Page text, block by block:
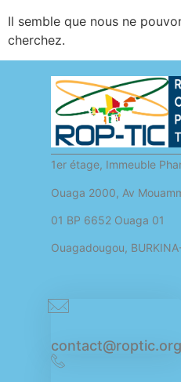
Il semble que nous ne
cherchez.
1er étage, Immeuble
Ouaga 2000, Av
01 BP 6652 Ouaga 01
Ouagadougou,
contact@roptic.org